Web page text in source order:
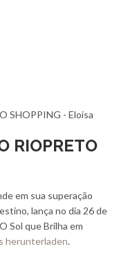
RIOPRETO
em sua superação
lança no dia 26 de
Sol que Brilha em
herunterladen.